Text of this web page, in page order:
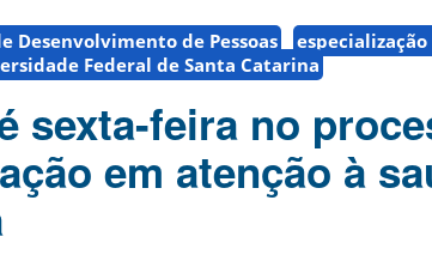
Desenvolvimento de Pessoas especialização
Federal de Santa Catarina
sexta-feira no
em atenção à